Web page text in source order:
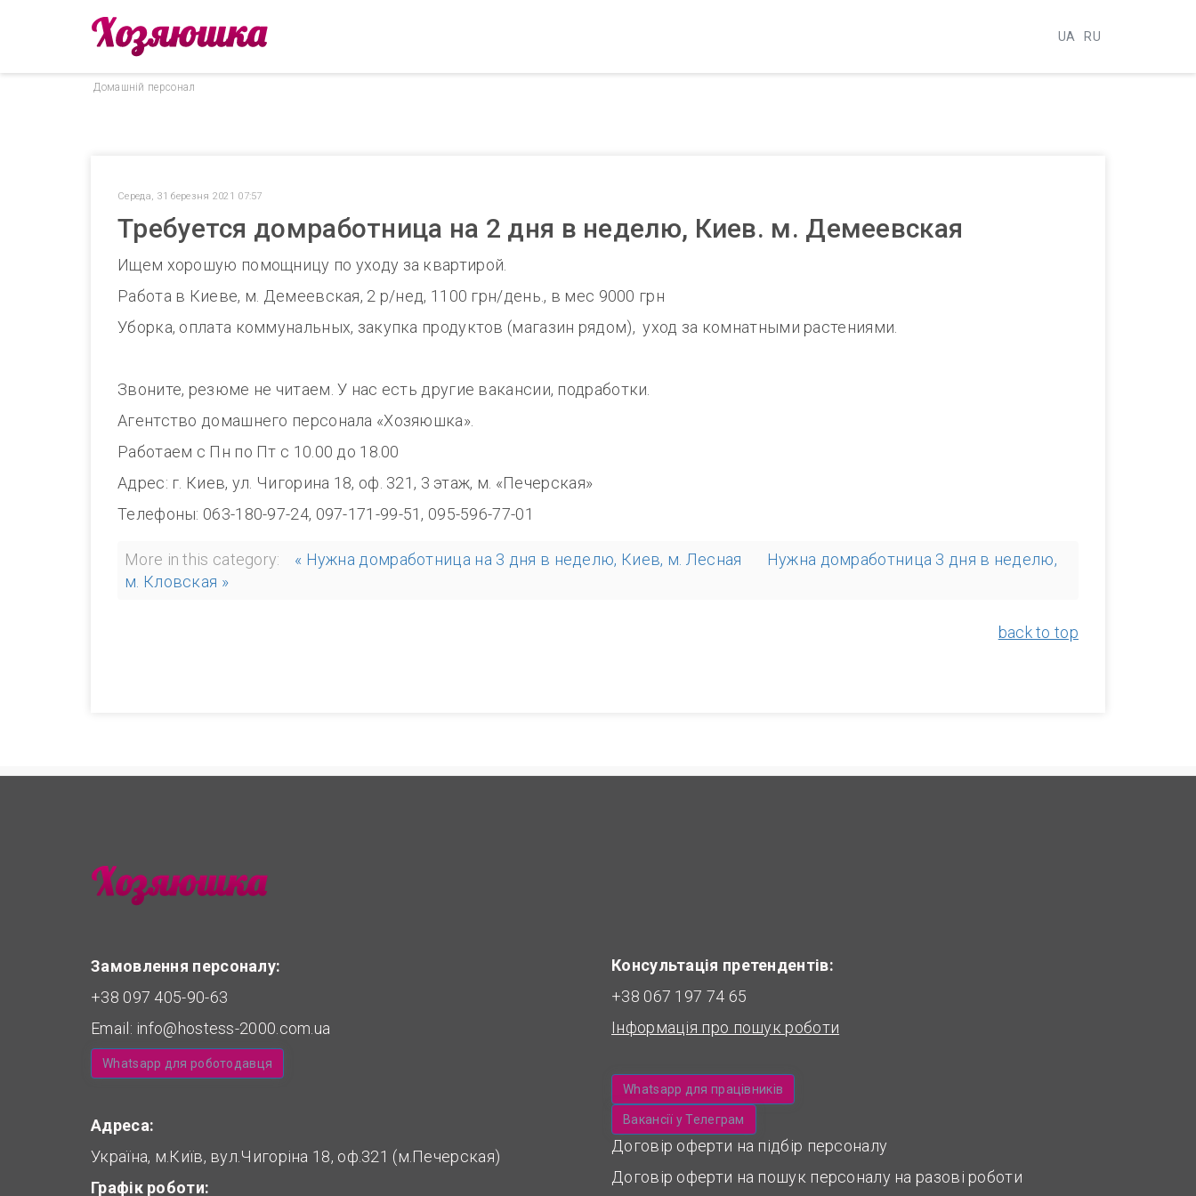
UA RU
Домашнiй персонал
Середа, 31 березня 2021 07:57
Требуется домработница на 2 дня в неделю, Киев. м. Демеевская
Ищем хорошую помощницу по уходу за квартирой.
Работа в Киеве, м. Демеевская, 2 р/нед, 1100 грн/день., в мес 9000 грн
Уборка, оплата коммунальных, закупка продуктов (магазин рядом), уход за комнатными растениями.
Звоните, резюме не читаем. У нас есть другие вакансии, подработки.
Агентство домашнего персонала «Хозяюшка».
Работаем с Пн по Пт с 10.00 до 18.00
Адрес: г. Киев, ул. Чигорина 18, оф. 321, 3 этаж, м. «Печерская»
Телефоны: 063-180-97-24, 097-171-99-51, 095-596-77-01
More in this category: « Нужна домработница на 3 дня в неделю, Киев, м. Лесная
Нужна домработница 3 дня в неделю,
м. Кловская »
back to top
Замовлення персоналу:
+38 097 405-90-63
Email: info@hostess-2000.com.ua
Whatsapp для роботодавця
Адреса:
Україна, м.Київ, вул.Чигоріна 18, оф.321 (м.Печерская)
Графік роботи:
Консультація претендентів:
+38 067 197 74 65
Інформація про пошук роботи
Whatsapp для працівників
Вакансії у Телеграм
Договір оферти на підбір персоналу
Договір оферти на пошук персоналу на разові роботи